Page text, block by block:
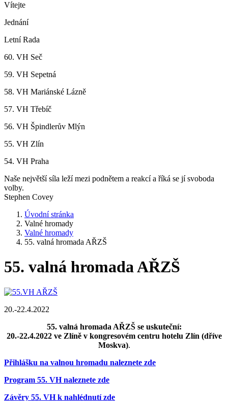
Vítejte
Jednání
Letní Rada
60. VH Seč
59. VH Sepetná
58. VH Mariánské Lázně
57. VH Třebíč
56. VH Špindlerův Mlýn
55. VH Zlín
54. VH Praha
Naše největší síla leží mezi podnětem a reakcí a říká se jí svoboda
volby.
Stephen Covey
Úvodní stránka
Valné hromady
Valné hromady
55. valná hromada AŘZŠ
55. valná hromada AŘZŠ
20.-22.4.2022
55. valná hromada AŘZŠ se uskuteční:
20.-22.4.2022 ve Zlíně v kongresovém centru hotelu Zlín (dříve
Moskva).
Přihlášku na valnou hromadu naleznete zde
Program 55. VH naleznete zde
Závěry 55. VH k nahlédnutí zde